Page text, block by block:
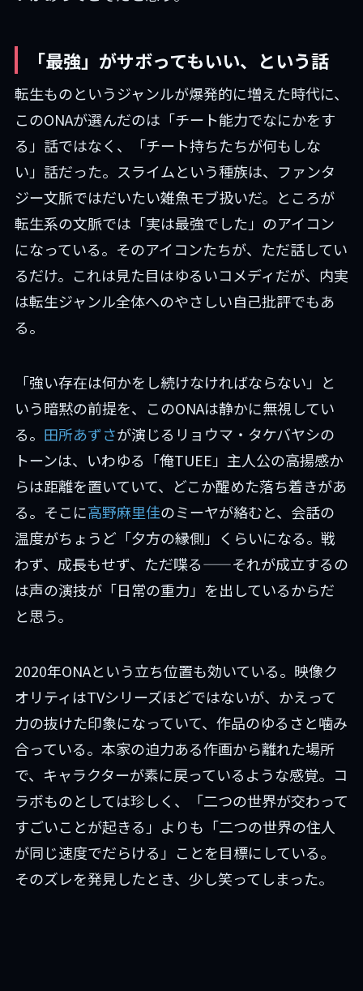
「最強」がサボってもいい、という話
転生ものというジャンルが爆発的に増えた時代に、
このONAが選んだのは「チート能力でなにかをす
る」話ではなく、「チート持ちたちが何もしな
い」話だった。スライムという種族は、ファンタ
ジー文脈ではだいたい雑魚モブ扱いだ。ところが
転生系の文脈では「実は最強でした」のアイコン
になっている。そのアイコンたちが、ただ話してい
るだけ。これは見た目はゆるいコメディだが、内実
は転生ジャンル全体へのやさしい自己批評でもあ
る。
「強い存在は何かをし続けなければならない」と
いう暗黙の前提を、このONAは静かに無視してい
る。 田所あずさが演じるリョウマ・タケバヤシの
トーンは、いわゆる「俺TUEE」主人公の高揚感か
らは距離を置いていて、どこか醒めた落ち着きがあ
る。そこに高野麻里佳のミーヤが絡むと、会話の
温度がちょうど「夕方の縁側」くらいになる。戦
わず、成長もせず、ただ喋る——それが成立するの
は声の演技が「日常の重力」を出しているからだ
と思う。
2020年ONAという立ち位置も効いている。映像ク
オリティはTVシリーズほどではないが、かえって
力の抜けた印象になっていて、作品のゆるさと噛み
合っている。本家の迫力ある作画から離れた場所
で、キャラクターが素に戻っているような感覚。コ
ラボものとしては珍しく、「二つの世界が交わって
すごいことが起きる」よりも「二つの世界の住人
が同じ速度でだらける」ことを目標にしている。
そのズレを発見したとき、少し笑ってしまった。